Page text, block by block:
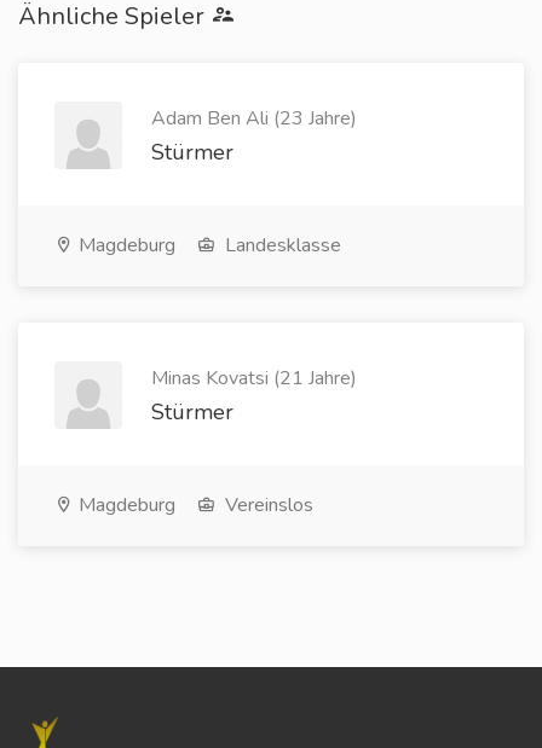
Ähnliche Spieler
Adam Ben Ali (23 Jahre)
Stürmer
Magdeburg Landesklasse
Minas Kovatsi (21 Jahre)
Stürmer
Magdeburg Vereinslos